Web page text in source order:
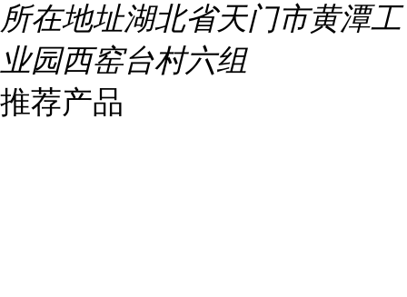
所在地址湖北省天门市黄潭工
业园西窑台村六组
推荐产品